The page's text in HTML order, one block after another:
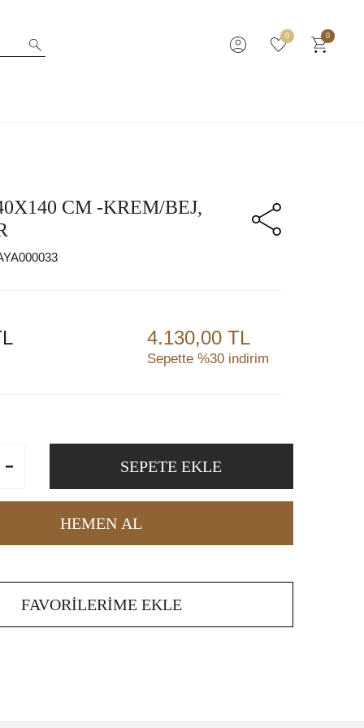
0 0
CM -KREM/BEJ,
4.130,00 TL
Sepette %30 indirim
SEPETE EKLE
HEMEN AL
FAVORILERIME EKLE